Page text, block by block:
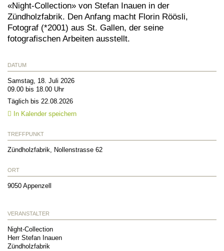
«Night-Collection» von Stefan Inauen in der
Zündholzfabrik. Den Anfang macht Florin Röösli,
Fotograf (*2001) aus St. Gallen, der seine
fotografischen Arbeiten ausstellt.
DATUM
Samstag, 18. Juli 2026
09.00 bis 18.00 Uhr
Täglich bis 22.08.2026
In Kalender speichern
TREFFPUNKT
Zündholzfabrik, Nollenstrasse 62
ORT
9050 Appenzell
VERANSTALTER
Night-Collection
Herr Stefan Inauen
Zündholzfabrik